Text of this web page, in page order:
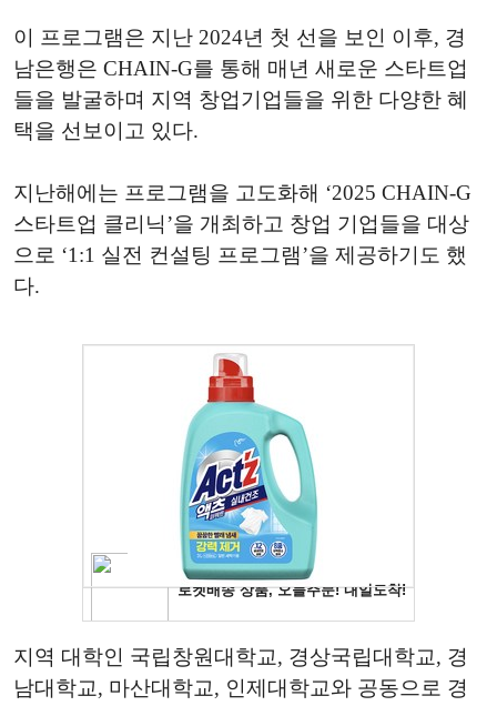
이 프로그램은 지난 2024년 첫 선을 보인 이후, 경
남은행은 CHAIN-G를 통해 매년 새로운 스타트업
들을 발굴하며 지역 창업기업들을 위한 다양한 혜
택을 선보이고 있다.
지난해에는 프로그램을 고도화해 ‘2025 CHAIN-G
스타트업 클리닉’을 개최하고 창업 기업들을 대상
으로 ‘1:1 실전 컨설팅 프로그램’을 제공하기도 했
다.
지역 대학인 국립창원대학교, 경상국립대학교, 경
남대학교, 마산대학교, 인제대학교와 공동으로 경